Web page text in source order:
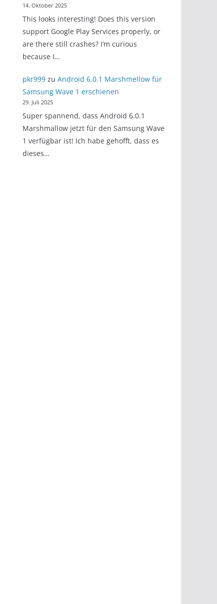
14. Oktober 2025
This looks interesting! Does this version
support Google Play Services properly, or
are there still crashes? I’m curious
because I…
pkr999zu Android 6.0.1 Marshmellow für
Samsung Wave 1 erschienen
29. Juli 2025
Super spannend, dass Android 6.0.1
Marshmallow jetzt für den Samsung Wave
1 verfügbar ist! Ich habe gehofft, dass es
dieses…